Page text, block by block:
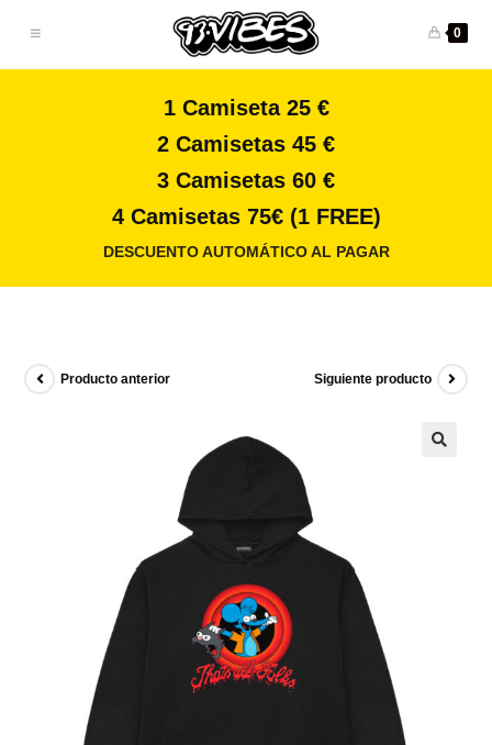
0
1 Camiseta 25 €
2 Camisetas 45 €
3 Camisetas 60 €
4 Camisetas 75€ (1 FREE)
DESCUENTO AUTOMÁTICO AL PAGAR
Producto anterior Siguiente producto